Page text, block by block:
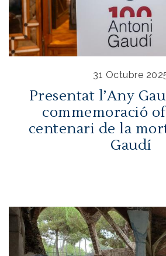
31 Octubre
Presentat l’Any
commemoració
centenari de la
Gaudí